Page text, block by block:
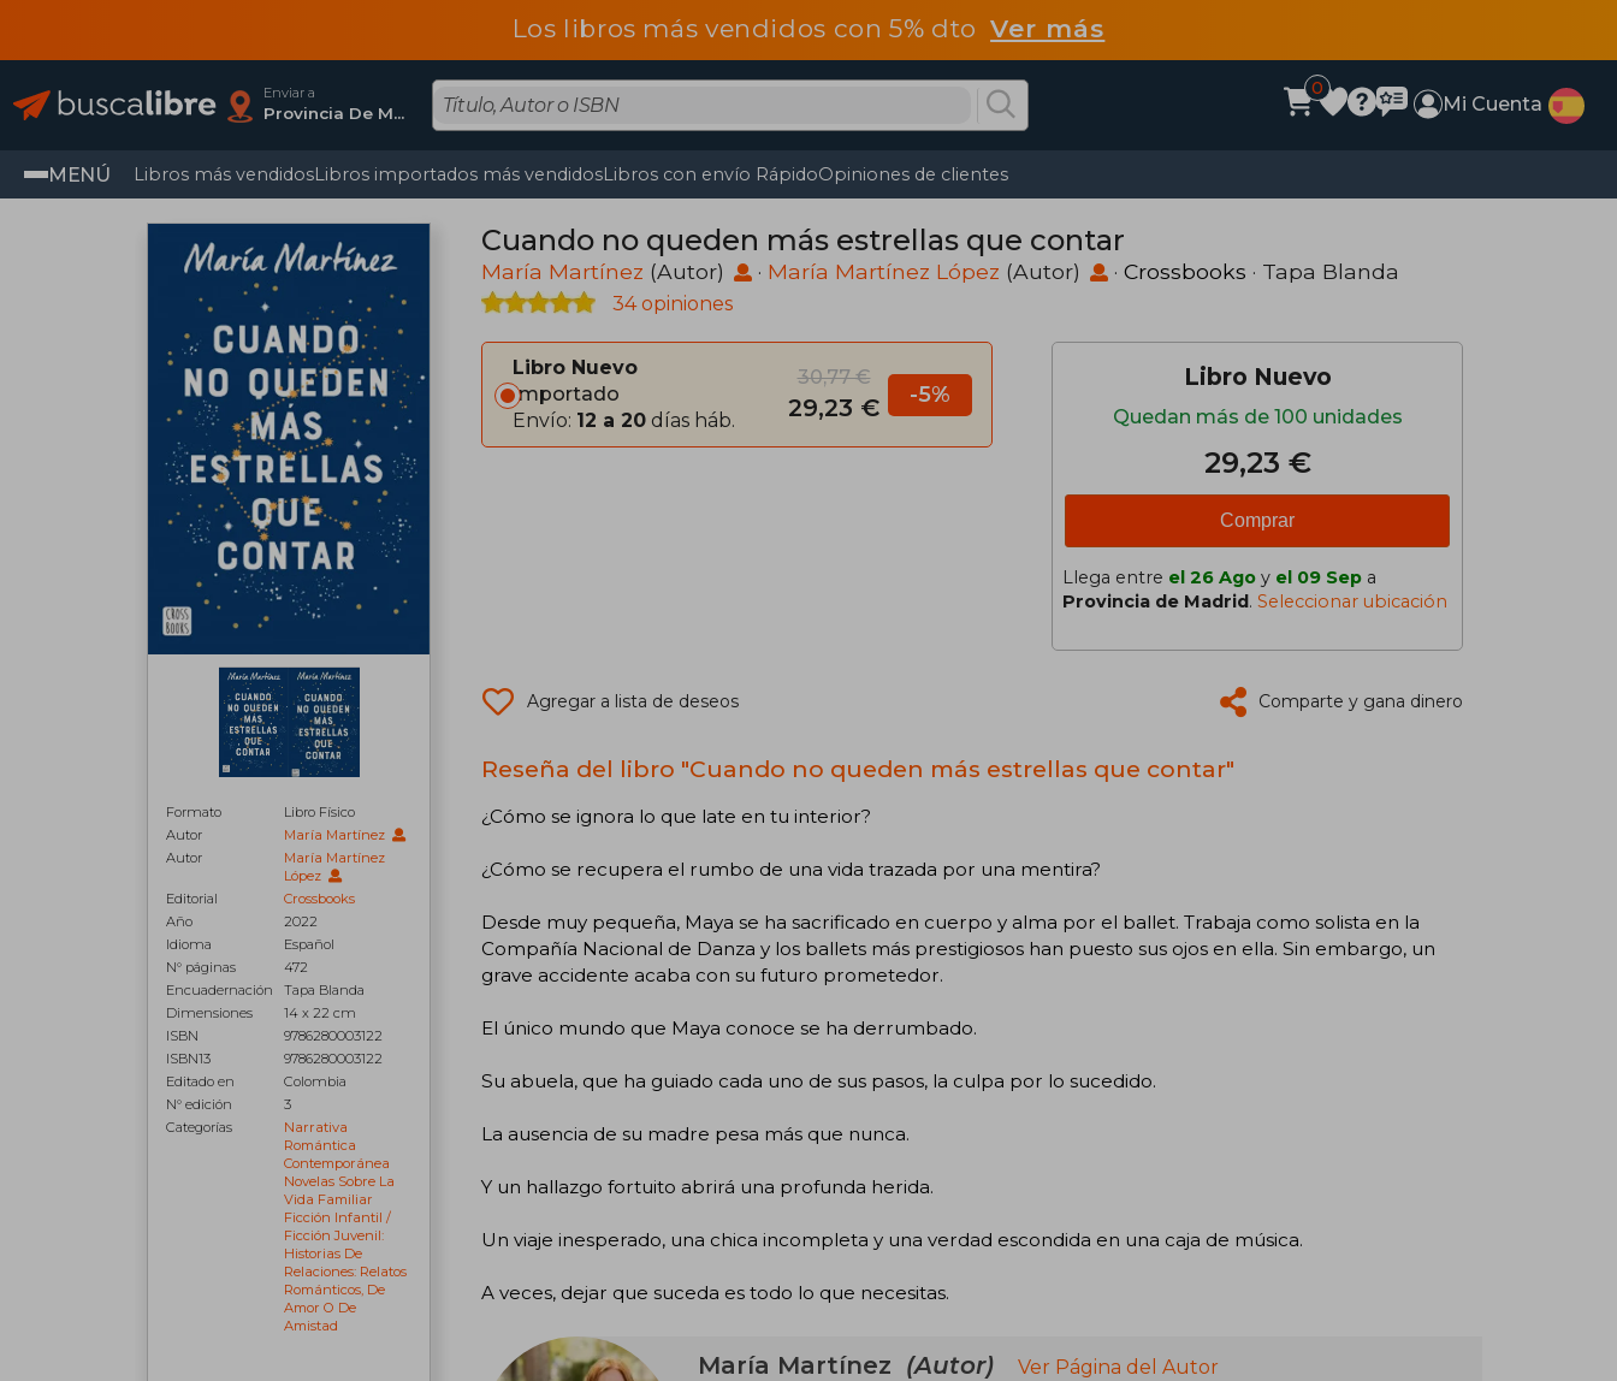
Los libros más vendidos con 5% dtoVer más
Enviar a
Provincia De Madrid
0
Mi Cuenta
MENÚ Libros más vendidosLibros importados más vendidosLibros con envío RápidoOpiniones de clientes
Formato
Libro Físico
Autor
María Martínez
Autor
María Martínez
López
Editorial
Crossbooks
Año
2022
Idioma
Español
N° páginas
472
Encuadernación
Tapa Blanda
Dimensiones
14 x 22 cm
ISBN
9786280003122
ISBN13
9786280003122
Editado en
Colombia
N° edición
3
Categorías
Narrativa
Romántica
Contemporánea
Novelas Sobre La
Vida Familiar
Ficción Infantil /
Ficción Juvenil:
Historias De
Relaciones: Relatos
Románticos, De
Amor O De
Amistad
Cuando no queden más estrellas que contar
María Martínez (Autor) · María Martínez López (Autor) · Crossbooks · Tapa Blanda
34 opiniones
Libro Nuevo
Importado
Envío: 12 a 20 días háb.
30,77 €
29,23 € -5%
Libro Nuevo
Quedan más de 100 unidades
29,23 €
Comprar
Llega entre el 26 Ago y el 09 Sep a
Provincia de Madrid. Seleccionar ubicación
Agregar a lista de deseos Comparte y gana dinero
Reseña del libro "Cuando no queden más estrellas que contar"
¿Cómo se ignora lo que late en tu interior?
¿Cómo se recupera el rumbo de una vida trazada por una mentira?
Desde muy pequeña, Maya se ha sacrificado en cuerpo y alma por el ballet. Trabaja como solista en la
Compañía Nacional de Danza y los ballets más prestigiosos han puesto sus ojos en ella. Sin embargo, un
grave accidente acaba con su futuro prometedor.
El único mundo que Maya conoce se ha derrumbado.
Su abuela, que ha guiado cada uno de sus pasos, la culpa por lo sucedido.
La ausencia de su madre pesa más que nunca.
Y un hallazgo fortuito abrirá una profunda herida.
Un viaje inesperado, una chica incompleta y una verdad escondida en una caja de música.
A veces, dejar que suceda es todo lo que necesitas.
María Martínez (Autor)
Ver Página del Autor